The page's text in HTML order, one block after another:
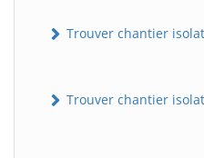
Trouver chantier
Trouver chantier